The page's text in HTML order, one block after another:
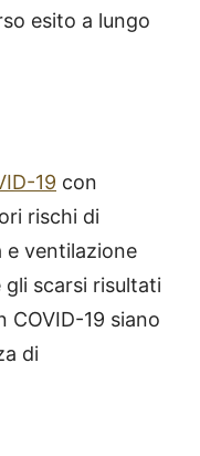
esito a lungo
19 con
rischi di
e ventilazione
gli scarsi risultati
COVID-19 siano
di